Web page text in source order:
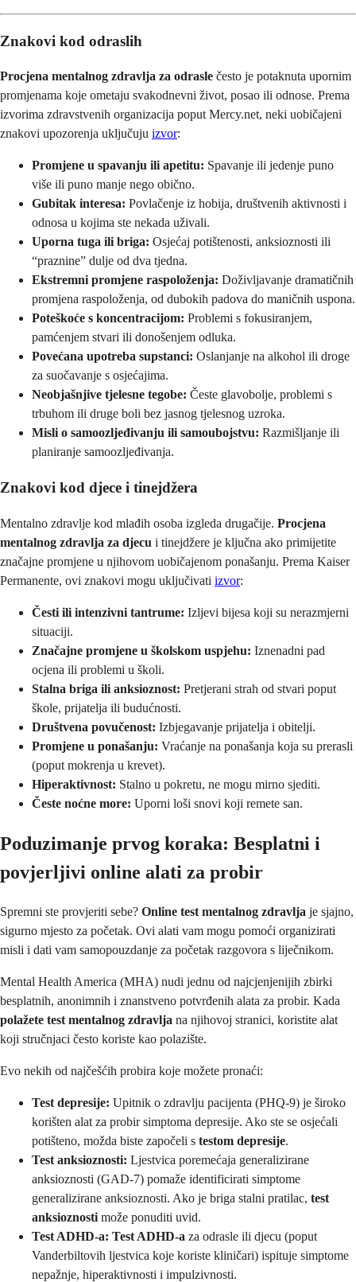
Znakovi kod odraslih
Procjena mentalnog zdravlja za odrasle često je potaknuta upornim
promjenama koje ometaju svakodnevni život, posao ili odnose. Prema
izvorima zdravstvenih organizacija poput Mercy.net, neki uobičajeni
znakovi upozorenja uključuju izvor:
Promjene u spavanju ili apetitu: Spavanje ili jedenje puno
više ili puno manje nego obično.
Gubitak interesa: Povlačenje iz hobija, društvenih aktivnosti i
odnosa u kojima ste nekada uživali.
Uporna tuga ili briga: Osjećaj potištenosti, anksioznosti ili
“praznine” dulje od dva tjedna.
Ekstremni promjene raspoloženja: Doživljavanje dramatičnih
promjena raspoloženja, od dubokih padova do maničnih uspona.
Poteškoće s koncentracijom: Problemi s fokusiranjem,
pamćenjem stvari ili donošenjem odluka.
Povećana upotreba supstanci: Oslanjanje na alkohol ili droge
za suočavanje s osjećajima.
Neobjašnjive tjelesne tegobe: Česte glavobolje, problemi s
trbuhom ili druge boli bez jasnog tjelesnog uzroka.
Misli o samoozljeđivanju ili samoubojstvu: Razmišljanje ili
planiranje samoozljeđivanja.
Znakovi kod djece i tinejdžera
Mentalno zdravlje kod mlađih osoba izgleda drugačije. Procjena
mentalnog zdravlja za djecu i tinejdžere je ključna ako primijetite
značajne promjene u njihovom uobičajenom ponašanju. Prema Kaiser
Permanente, ovi znakovi mogu uključivati izvor:
Česti ili intenzivni tantrume: Izljevi bijesa koji su nerazmjerni
situaciji.
Značajne promjene u školskom uspjehu: Iznenadni pad
ocjena ili problemi u školi.
Stalna briga ili anksioznost: Pretjerani strah od stvari poput
škole, prijatelja ili budućnosti.
Društvena povučenost: Izbjegavanje prijatelja i obitelji.
Promjene u ponašanju: Vraćanje na ponašanja koja su prerasli
(poput mokrenja u krevet).
Hiperaktivnost: Stalno u pokretu, ne mogu mirno sjediti.
Česte noćne more: Uporni loši snovi koji remete san.
Poduzimanje prvog koraka: Besplatni i
povjerljivi online alati za probir
Spremni ste provjeriti sebe? Online test mentalnog zdravlja je sjajno,
sigurno mjesto za početak. Ovi alati vam mogu pomoći organizirati
misli i dati vam samopouzdanje za početak razgovora s liječnikom.
Mental Health America (MHA) nudi jednu od najcjenjenijih zbirki
besplatnih, anonimnih i znanstveno potvrđenih alata za probir. Kada
polažete test mentalnog zdravlja na njihovoj stranici, koristite alat
koji stručnjaci često koriste kao polazište.
Evo nekih od najčešćih probira koje možete pronaći:
Test depresije: Upitnik o zdravlju pacijenta (PHQ-9) je široko
korišten alat za probir simptoma depresije. Ako ste se osjećali
potišteno, možda biste započeli s testom depresije.
Test anksioznosti: Ljestvica poremećaja generalizirane
anksioznosti (GAD-7) pomaže identificirati simptome
generalizirane anksioznosti. Ako je briga stalni pratilac, test
anksioznosti može ponuditi uvid.
Test ADHD-a: Test ADHD-a za odrasle ili djecu (poput
Vanderbiltovih ljestvica koje koriste kliničari) ispituje simptome
nepažnje, hiperaktivnosti i impulzivnosti.